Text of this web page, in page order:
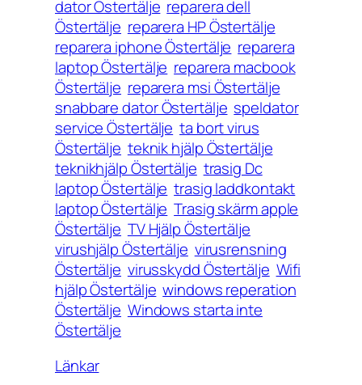
dator Östertälje reparera dell
Östertälje reparera HP Östertälje
reparera iphone Östertälje reparera
laptop Östertälje reparera macbook
Östertälje reparera msi Östertälje
snabbare dator Östertälje speldator
service Östertälje ta bort virus
Östertälje teknik hjälp Östertälje
teknikhjälp Östertälje trasig Dc
laptop Östertälje trasig laddkontakt
laptop Östertälje Trasig skärm apple
Östertälje TV Hjälp Östertälje
virushjälp Östertälje virusrensning
Östertälje virusskydd Östertälje Wifi
hjälp Östertälje windows reperation
Östertälje Windows starta inte
Östertälje
Länkar